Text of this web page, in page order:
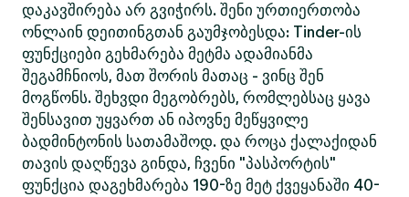
დაკავშირება არ გვიჭირს. შენი ურთიერთობა
ონლაინ დეითინგთან გაუმჯობესდა: Tinder-ის
ფუნქციები გეხმარება მეტმა ადამიანმა
შეგამჩნიოს, მათ შორის მათაც - ვინც შენ
მოგწონს. შეხვდი მეგობრებს, რომლებსაც ყავა
შენსავით უყვართ ან იპოვნე მეწყვილე
ბადმინტონის სათამაშოდ. და როცა ქალაქიდან
თავის დაღწევა გინდა, ჩვენი "პასპორტის"
ფუნქცია დაგეხმარება 190-ზე მეტ ქვეყანაში 40-